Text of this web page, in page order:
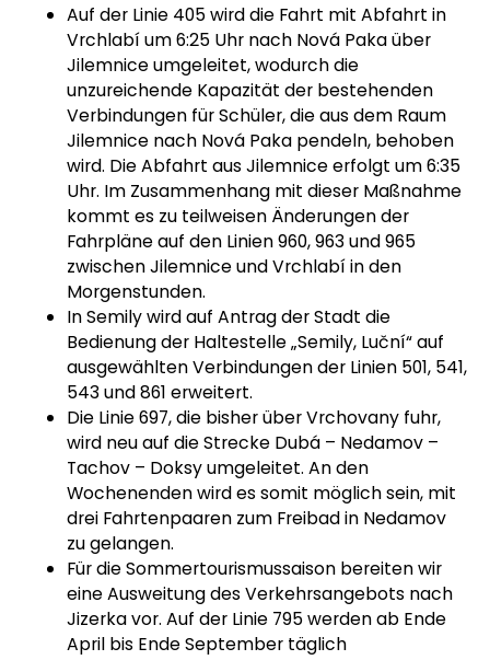
Auf der Linie 405 wird die Fahrt mit Abfahrt in
Vrchlabí um 6:25 Uhr nach Nová Paka über
Jilemnice umgeleitet, wodurch die
unzureichende Kapazität der bestehenden
Verbindungen für Schüler, die aus dem Raum
Jilemnice nach Nová Paka pendeln, behoben
wird. Die Abfahrt aus Jilemnice erfolgt um 6:35
Uhr. Im Zusammenhang mit dieser Maßnahme
kommt es zu teilweisen Änderungen der
Fahrpläne auf den Linien 960, 963 und 965
zwischen Jilemnice und Vrchlabí in den
Morgenstunden.
In Semily wird auf Antrag der Stadt die
Bedienung der Haltestelle „Semily, Luční“ auf
ausgewählten Verbindungen der Linien 501, 541,
543 und 861 erweitert.
Die Linie 697, die bisher über Vrchovany fuhr,
wird neu auf die Strecke Dubá – Nedamov –
Tachov – Doksy umgeleitet. An den
Wochenenden wird es somit möglich sein, mit
drei Fahrtenpaaren zum Freibad in Nedamov
zu gelangen.
Für die Sommertourismussaison bereiten wir
eine Ausweitung des Verkehrsangebots nach
Jizerka vor. Auf der Linie 795 werden ab Ende
April bis Ende September täglich